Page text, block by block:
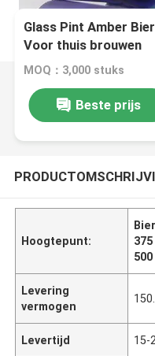
Glass Pint Amber
Voor thuis brouwen
MOQ：3,000 stuks
Beste prijs
Hoogtepunt:
Levering
vermogen
Levertijd 15-